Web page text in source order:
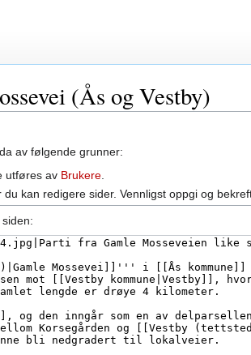
(Ås og Vestby)
av følgende grunner:
utføres av Brukere
kan redigere sider. Vennligst oppgi og